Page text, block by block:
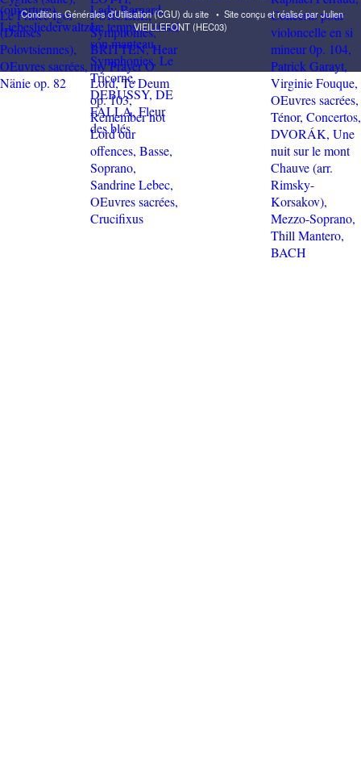
Conditions Générales d'Utilisation (CGU) du site • Site conçu et réalisé par Julien
VIEILLEFONT (HEC03)